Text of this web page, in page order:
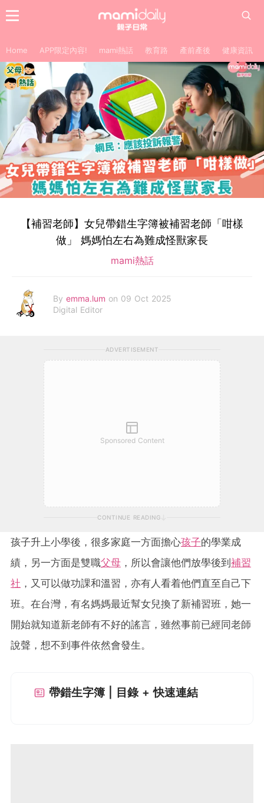
Home APP限定內容! mami熱話 教育路 產前產後 健康資訊
【補習老師】女兒帶錯生字簿被補習老師「咁樣
做」 媽媽怕左右為難成怪獸家長
mami熱話
By emma.lum on 09 Oct 2025
Digital Editor
ADVERTISEMENT
Sponsored Content
CONTINUE READING
孩子升上小學後，很多家庭一方面擔心孩子的學業成
績，另一方面是雙職父母 ，所以會讓他們放學後到補習
社 ，又可以做功課和溫習，亦有人看着他們直至自己下
班。在台灣，有名媽媽最近幫女兒換了新補習班，她一
開始就知道新老師有不好的謠言，雖然事前已經同老師
說聲，想不到事件依然會發生。
帶錯生字簿 | 目錄 + 快速連結